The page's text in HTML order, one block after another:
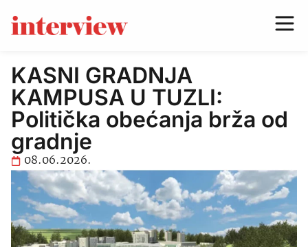
KASNI GRADNJA
KAMPUSA U TUZLI:
Politička obećanja brža od
gradnje
08.06.2026.